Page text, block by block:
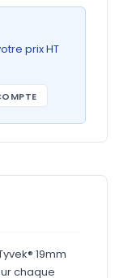
prix HT
19mm
chaque